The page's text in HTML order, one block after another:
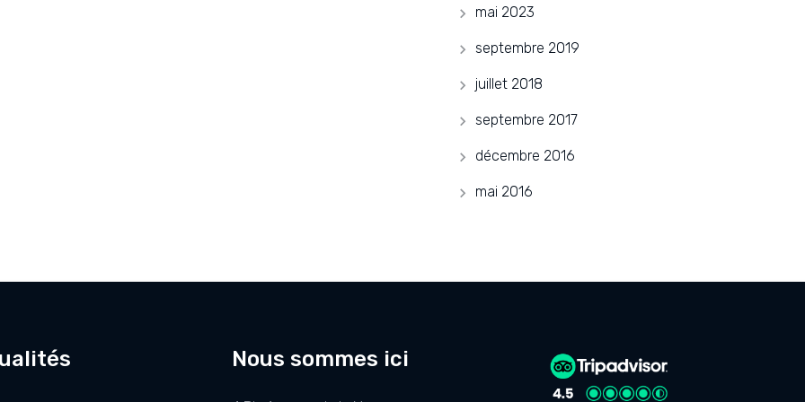
mai 2023
septembre 2019
juillet 2018
septembre 2017
décembre 2016
mai 2016
Nous sommes ici